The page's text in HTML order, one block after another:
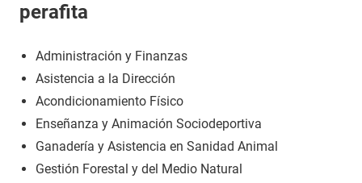
perafita
Administración y Finanzas
Asistencia a la Dirección
Acondicionamiento Físico
Enseñanza y Animación Sociodeportiva
Ganadería y Asistencia en Sanidad Animal
Gestión Forestal y del Medio Natural